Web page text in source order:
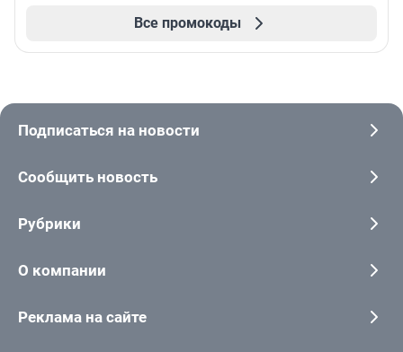
Все промокоды
Подписаться на новости
Сообщить новость
Рубрики
О компании
Реклама на сайте